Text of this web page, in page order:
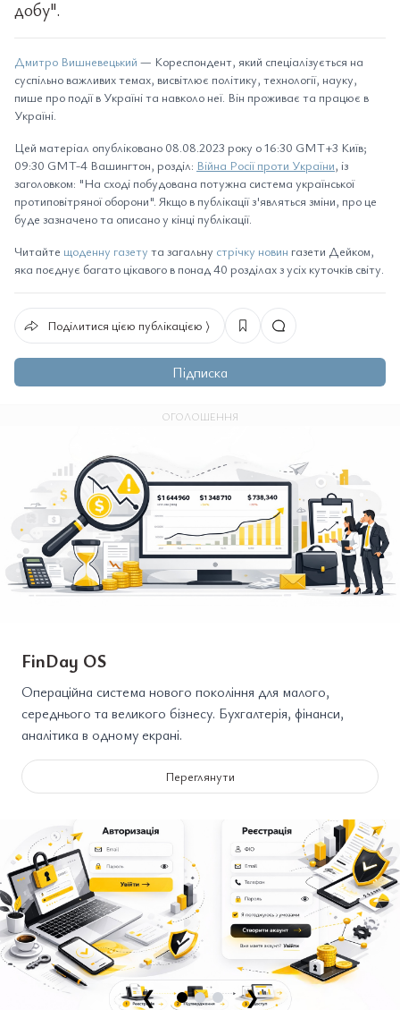
добу".
Дмитро Вишневецький — Кореспондент, який спеціалізується на
суспільно важливих темах, висвітлює політику, технології, науку,
пише про події в Україні та навколо неї. Він проживає та працює в
Україні.
Цей матеріал опубліковано 08.08.2023 року о 16:30 GMT+3 Київ;
09:30 GMT-4 Вашингтон, розділ: Війна Росії проти України, із
заголовком: "На сході побудована потужна система української
протиповітряної оборони". Якщо в публікації з'являться зміни, про це
буде зазначено та описано у кінці публікації.
Читайте щоденну газету та загальну стрічку новин газети Дейком,
яка поєднує багато цікавого в понад 40 розділах з усіх куточків світу.
Поділитися цією публікацією ⟩
Підписка
ОГОЛОШЕННЯ
FinDay OS
Операційна система нового покоління для малого,
середнього та великого бізнесу. Бухгалтерія, фінанси,
аналітика в одному екрані.
Переглянути
❮ ❯